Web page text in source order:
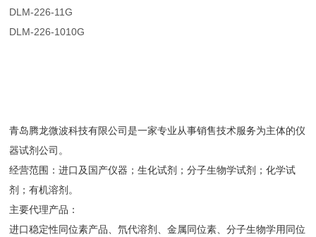
DLM-226-11G
DLM-226-1010G
青岛腾龙微波科技有限公司是一家专业从事销售技术服务为主体的仪
器试剂公司。
经营范围：进口及国产仪器；生化试剂；分子生物学试剂；化学试
剂；有机溶剂。
主要代理产品：
进口稳定性同位素产品、氘代溶剂、金属同位素、分子生物学用同位